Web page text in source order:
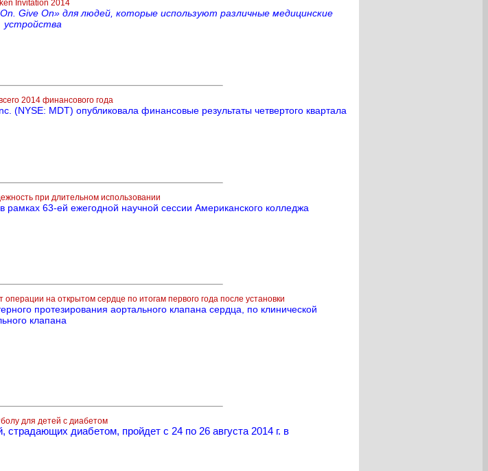
Invitation 2014
On Give On» для людей, которые используют различные медицинские
устройства
2014 финансового года
MDT) опубликовала финансовые результаты четвертого квартала
при длительном использовании
63-ей ежегодной научной сессии Американского колледжа
на открытом сердце по итогам первого года после установки
протезирования аортального клапана сердца, по клинической
клапана
для детей с диабетом
диабетом, пройдет с 24 по 26 августа 2014 г. в